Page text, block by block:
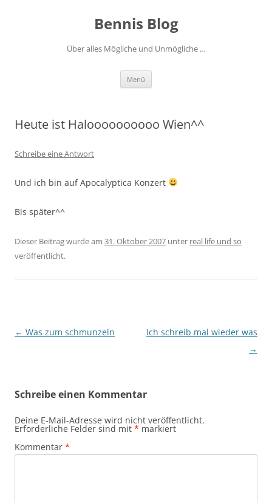
Bennis Blog
Über alles Mögliche und Unmögliche …
Menü
Heute ist Haloooooooooo Wien^^
Schreibe eine Antwort
Und ich bin auf Apocalyptica Konzert
Bis später^^
Dieser Beitrag wurde am 31. Oktober 2007 unter real life und so
veröffentlicht.
Beitragsnavigation
← Was zum schmunzeln
Ich schreib mal wieder was
→
Schreibe einen Kommentar
Deine E-Mail-Adresse wird nicht veröffentlicht.
Erforderliche Felder sind mit * markiert
Kommentar *